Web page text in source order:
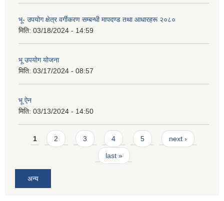
भू- उपयोग क्षेत्र वर्गीकरण सम्बन्धी मापदण्ड तथा आधारहरू २०८०
मिति: 03/18/2024 - 14:59
भू उपयोग योजना
मिति: 03/17/2024 - 08:57
भू ऐन
मिति: 03/13/2024 - 14:50
Pages
1 2 3 4 5 next ›
last »
अन्य